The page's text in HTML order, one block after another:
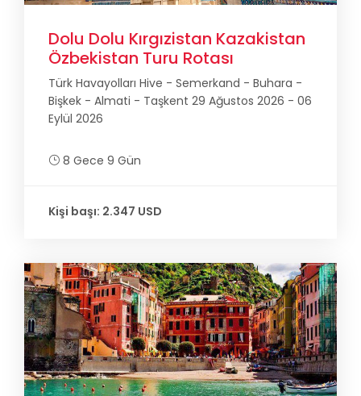
Dolu Dolu Kırgızistan Kazakistan
Özbekistan Turu Rotası
Türk Havayolları Hive - Semerkand - Buhara -
Bişkek - Almati - Taşkent 29 Ağustos 2026 - 06
Eylül 2026
8 Gece 9 Gün
Kişi başı: 2.347 USD